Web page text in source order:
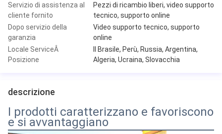
Servizio di assistenza al
cliente fornito
Pezzi di ricambio liberi, video supporto
tecnico, supporto online
Dopo servizio della
garanzia
Video supporto tecnico, supporto
online
Locale ServiceÂ
Posizione
Il Brasile, Perù, Russia, Argentina,
Algeria, Ucraina, Slovacchia
descrizione
I prodotti caratterizzano e favoriscono
e si avvantaggiano